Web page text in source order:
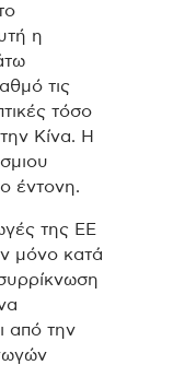
η
τις
τόσο
Κίνα. Η
έντονη.
της ΕΕ
μόνο κατά
από την